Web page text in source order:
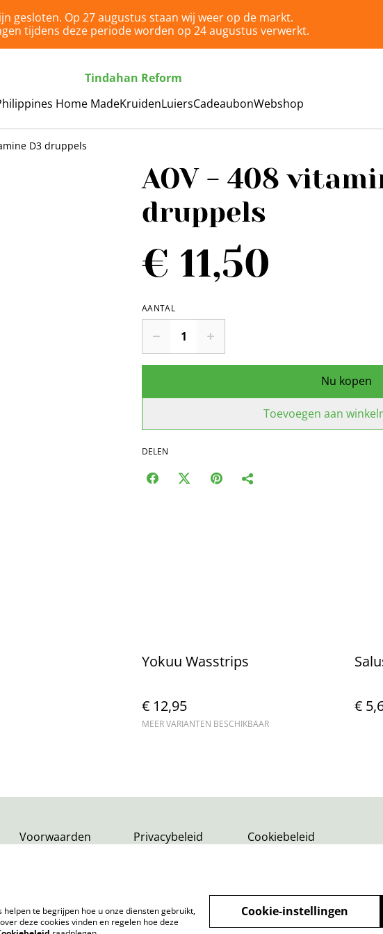
gesloten. Op 27 augustus staan wij weer op de markt.
tijdens deze periode worden op 24 augustus verwerkt.
Tindahan Reform
Home MadeKruidenLuiersCadeaubonWebshop
D3 druppels
AOV - 408
druppels
€ 11,50
AANTAL
Nu kopen
Toevoegen aan
DELEN
Yokuu Wasstrips
€ 12,95
MEER VARIANTEN BESCHIKBAAR
€
Voorwaarden Privacybeleid Cookiebeleid
te begrijpen hoe u onze diensten gebruikt,
deze cookies vinden en regelen hoe deze
Cookie-instellingen